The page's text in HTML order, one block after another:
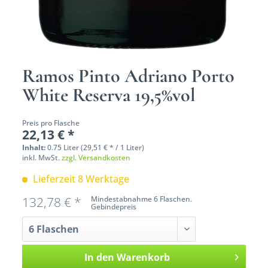
Ramos Pinto Adriano Porto
White Reserva 19,5%vol
Preis pro Flasche
22,13 € *
Inhalt:0.75 Liter (29,51 € * / 1 Liter)
inkl. MwSt.zzgl. Versandkosten
Lieferzeit 8 Werktage
Mindestabnahme 6 Flaschen.
Gebindepreis
132,78 € *
In den Warenkorb